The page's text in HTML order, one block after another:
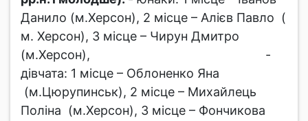
Данило (м.Херсон), 2 місце – Алієв Павло (
м. Херсон), 3 місце – Чирун Дмитро
(м.Херсон), -
дівчата: 1 місце – Облоненко Яна
(м.Цюрупинськ), 2 місце – Михайлець
Поліна (м.Херсон), 3 місце – Фончикова